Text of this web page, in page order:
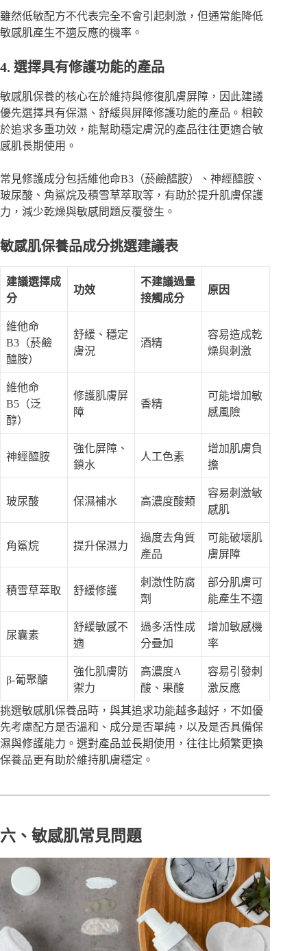
雖然低敏配方不代表完全不會引起刺激，但通常能降低
敏感肌產生不適反應的機率。
4. 選擇具有修護功能的產品
敏感肌保養的核心在於維持與修復肌膚屏障，因此建議
優先選擇具有保濕、舒緩與屏障修護功能的產品。相較
於追求多重功效，能幫助穩定膚況的產品往往更適合敏
感肌長期使用。
常見修護成分包括維他命B3（菸鹼醯胺） 、 神經醯胺 、
玻尿酸、角鯊烷及積雪草萃取等，有助於提升肌膚保護
力，減少乾燥與敏感問題反覆發生。
敏感肌保養品成分挑選建議表
建議選擇成
分
功效
不建議過量
接觸成分
原因
維他命
B3（菸鹼
醯胺）
舒緩、穩定
膚況
酒精
容易造成乾
燥與刺激
維他命
B5（泛
醇）
修護肌膚屏
障
香精
可能增加敏
感風險
神經醯胺
強化屏障、
鎖水
人工色素
增加肌膚負
擔
玻尿酸 保濕補水 高濃度酸類
容易刺激敏
感肌
角鯊烷 提升保濕力
過度去角質
產品
可能破壞肌
膚屏障
積雪草萃取 舒緩修護
刺激性防腐
劑
部分肌膚可
能產生不適
尿囊素
舒緩敏感不
適
過多活性成
分疊加
增加敏感機
率
β-葡聚醣
強化肌膚防
禦力
高濃度A
酸、果酸
容易引發刺
激反應
挑選敏感肌保養品時，與其追求功能越多越好，不如優
先考慮配方是否溫和、成分是否單純，以及是否具備保
濕與修護能力。選對產品並長期使用，往往比頻繁更換
保養品更有助於維持肌膚穩定。
六、敏感肌常見問題